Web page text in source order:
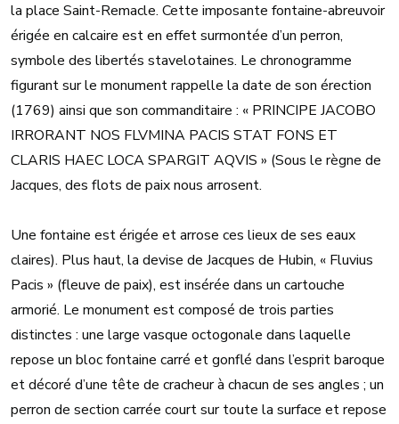
la place Saint-Remacle. Cette imposante fontaine-abreuvoir
érigée en calcaire est en effet surmontée d’un perron,
symbole des libertés stavelotaines. Le chronogramme
figurant sur le monument rappelle la date de son érection
(1769) ainsi que son commanditaire : « PRINCIPE JACOBO
IRRORANT NOS FLVMINA PACIS STAT FONS ET
CLARIS HAEC LOCA SPARGIT AQVIS » (Sous le règne de
Jacques, des flots de paix nous arrosent.
Une fontaine est érigée et arrose ces lieux de ses eaux
claires). Plus haut, la devise de Jacques de Hubin, « Fluvius
Pacis » (fleuve de paix), est insérée dans un cartouche
armorié. Le monument est composé de trois parties
distinctes : une large vasque octogonale dans laquelle
repose un bloc fontaine carré et gonflé dans l’esprit baroque
et décoré d’une tête de cracheur à chacun de ses angles ; un
perron de section carrée court sur toute la surface et repose